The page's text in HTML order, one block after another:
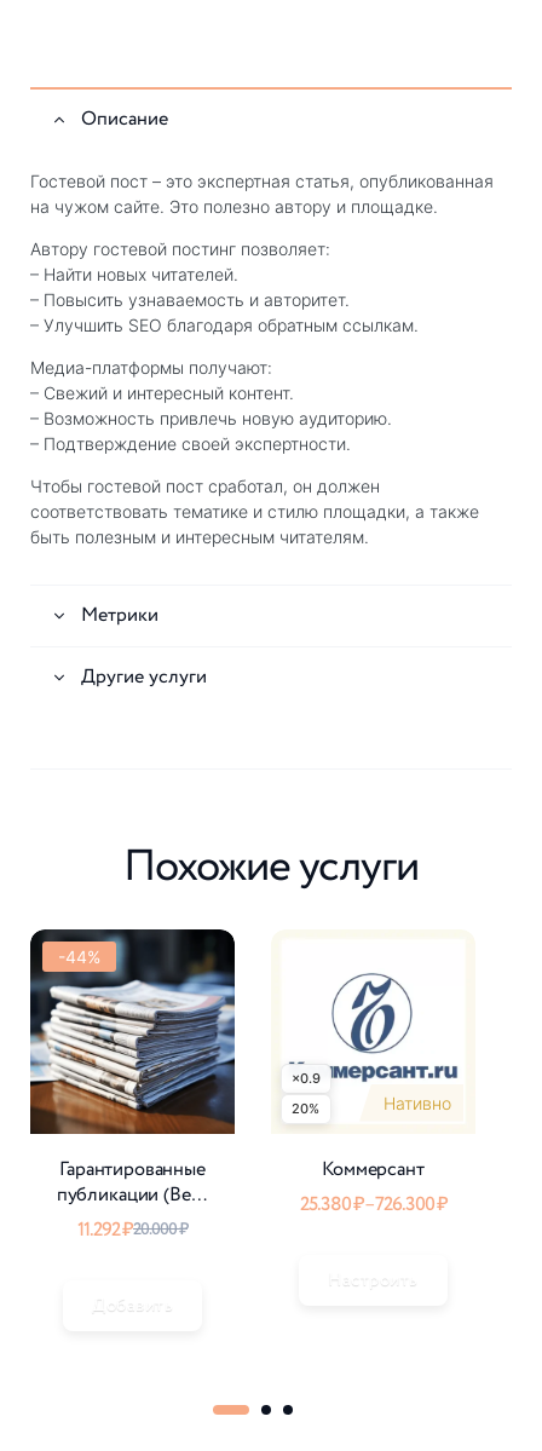
Описание
Гостевой пост – это экспертная статья, опубликованная
на чужом сайте. Это полезно автору и площадке.
Автору гостевой постинг позволяет:
– Найти новых читателей.
– Повысить узнаваемость и авторитет.
– Улучшить SEO благодаря обратным ссылкам.
Медиа-платформы получают:
– Свежий и интересный контент.
– Возможность привлечь новую аудиторию.
– Подтверждение своей экспертности.
Чтобы гостевой пост сработал, он должен
соответствовать тематике и стилю площадки, а также
быть полезным и интересным читателям.
Метрики
Другие услуги
Похожие услуги
-44%
Гарантированные
публикации (Весь
мир)20.000₽
11.292₽
Добавить
Нативно
×0.9
20%
Коммерсант
25.380₽–726.300₽
Настроить